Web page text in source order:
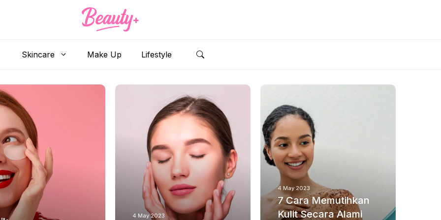
Skincare Make Up Lifestyle
Shafira 4 May 2023
4 May 2023
4 May 2023
7 Cara Memutihkan
Kulit Secara Alami